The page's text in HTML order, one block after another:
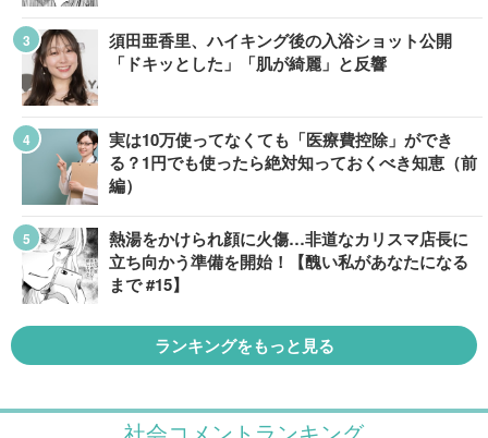
須田亜香里、ハイキング後の入浴ショット公開
「ドキッとした」「肌が綺麗」と反響
実は10万使ってなくても「医療費控除」ができ
る？1円でも使ったら絶対知っておくべき知恵（前
編）
熱湯をかけられ顔に火傷…非道なカリスマ店長に
立ち向かう準備を開始！【醜い私があなたになる
まで #15】
ランキングをもっと見る